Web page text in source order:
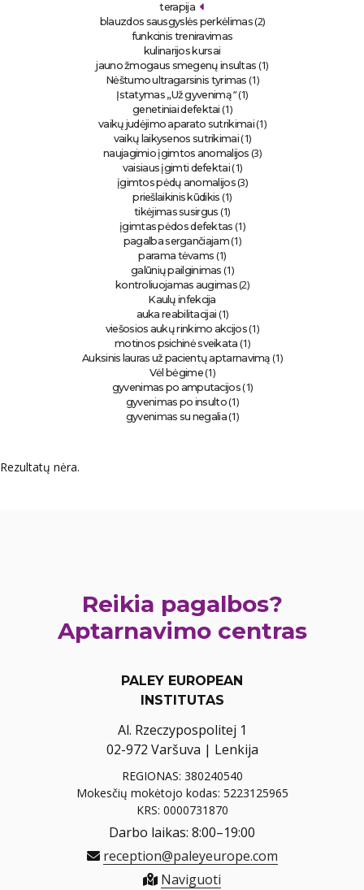
terapija
blauzdos sausgyslės perkėlimas(2)
funkcinis treniravimas
kulinarijos kursai
jauno žmogaus smegenų insultas (1)
Nėštumo ultragarsinis tyrimas (1)
Įstatymas „Už gyvenimą“ (1)
genetiniai defektai (1)
vaikų judėjimo aparato sutrikimai(1)
vaikų laikysenos sutrikimai(1)
naujagimio įgimtos anomalijos (3)
vaisiaus įgimti defektai (1)
įgimtos pėdų anomalijos(3)
priešlaikinis kūdikis (1)
tikėjimas susirgus (1)
įgimtas pėdos defektas (1)
pagalba sergančiajam(1)
parama tėvams (1)
galūnių pailginimas (1)
kontroliuojamas augimas(2)
Kaulų infekcija
auka reabilitacijai (1)
viešosios aukų rinkimo akcijos(1)
motinos psichinė sveikata (1)
Auksinis lauras už pacientų aptarnavimą (1)
Vėl bėgime(1)
gyvenimas po amputacijos (1)
gyvenimas po insulto(1)
gyvenimas su negalia(1)
Rezultatų nėra.
Reikia pagalbos?
Aptarnavimo centras
PALEY EUROPEAN
INSTITUTAS
Al. Rzeczypospolitej 1
02-972 Varšuva | Lenkija
REGIONAS: 380240540
Mokesčių mokėtojo kodas: 5223125965
KRS: 0000731870
Darbo laikas: 8:00–19:00
reception@paleyeurope.com
Naviguoti